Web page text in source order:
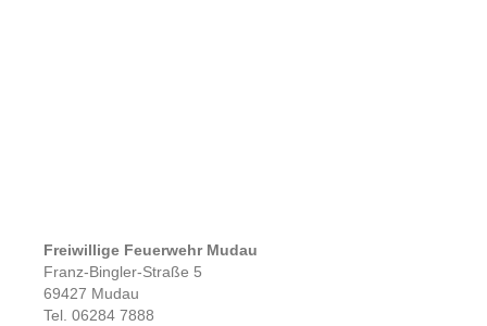
Freiwillige Feuerwehr Mudau
Franz-Bingler-Straße 5
69427 Mudau
Tel. 06284 7888